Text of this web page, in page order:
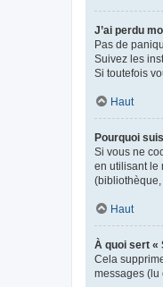
J’ai perdu
Pas de
Suivez les
Si toutefois
Haut
Pourquoi
Si vous ne
en utilisant le
(bibliothèque,
Haut
À quoi sert «
Cela
messages (lu